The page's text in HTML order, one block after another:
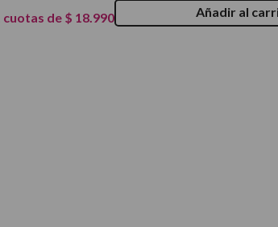
cuotas de $ 18.990 Añadir al